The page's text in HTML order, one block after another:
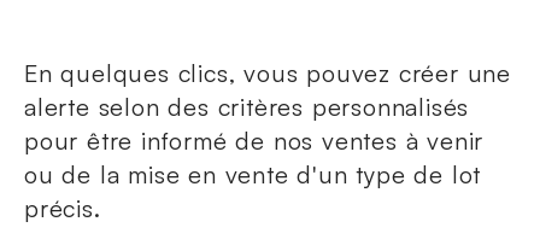
En quelques clics, vous pouvez créer une
alerte selon des critères personnalisés
pour être informé de nos ventes à venir
ou de la mise en vente d'un type de lot
précis.